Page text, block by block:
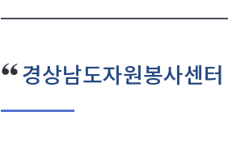
경상남도자원봉사센터